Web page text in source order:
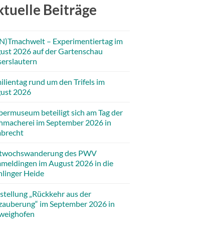
Beiträge
– Experimentiertag im
2026 auf der Gartenschau
rund um den Trifels im
2026
beteiligt sich am Tag der
im September 2026 in
des PWV
im August 2026 in die
Heide
„Rückkehr aus der
im September 2026 in